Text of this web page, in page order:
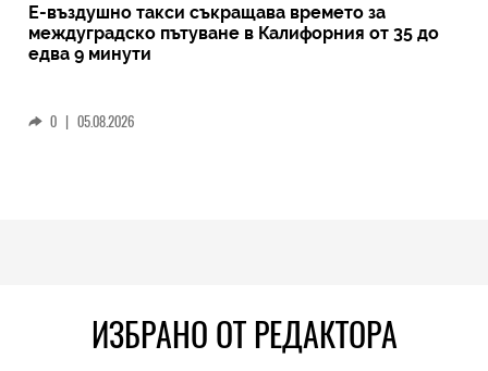
Е-въздушно такси съкращава времето за
междуградско пътуване в Калифорния от 35 до
едва 9 минути
0 | 05.08.2026
ИЗБРАНО ОТ РЕДАКТОРА